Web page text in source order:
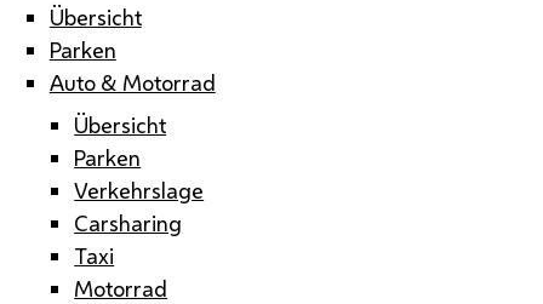
Übersicht
Parken
Auto & Motorrad
Übersicht
Parken
Verkehrslage
Carsharing
Taxi
Motorrad